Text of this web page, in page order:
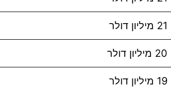
21 מיליון דולר
20 מיליון דולר
19 מיליון דולר